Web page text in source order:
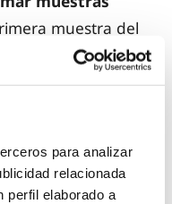
para analizar
relacionada
perfil elaborado a
muestra del
a las
muestra
empresas.
comparan para